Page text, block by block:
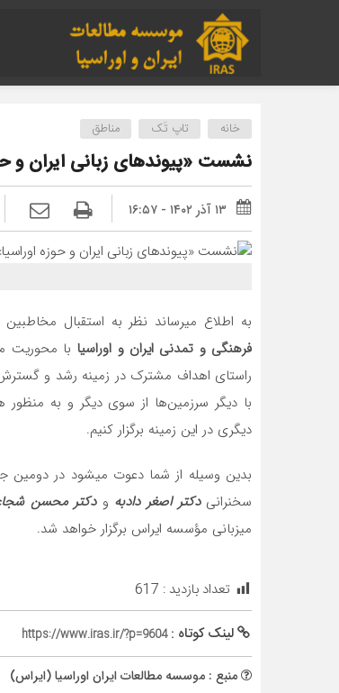
خانه تاپ تَک مناطق
نشست­ «پیوندهای زبانی ایران و
۱۳ آذر ۱۴۰۲ - ۱۶:۵۷
به اطلاع می­رساند نظر به استقبال
فرهنگی و تمدنی ایران و اوراسیا با محوریت
راستای اهداف مشترک در زمینه رشد و
با دیگر سرزمین­‌ها از سوی دیگر و به منظور
دیگری در این زمینه برگزار کنیم.
بدین وسیله از شما دعوت می­شود در
سخنرانیدکتر اصغر دادبه ودکتر محسن
میزبانی مؤسسه ایراس برگزار خواهد شد.
تعداد بازدید : 617
لینک کوتاه :https://www.iras.ir/?p=9604
منبع : موسسه مطالعات ایران اوراسیا (ایراس)